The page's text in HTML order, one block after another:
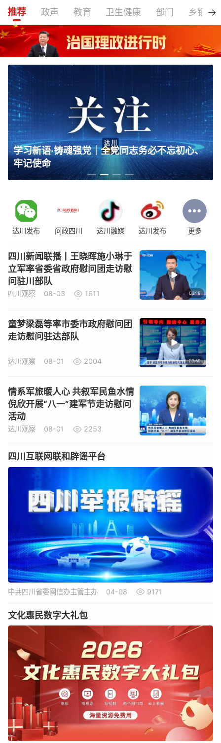
推荐 政声 教育 卫生健康 部门 乡镇
习近平总书记关切事｜实业报国志 接力谱新篇
达川发布 问政四川 达川融媒 达川发布 更多
四川新闻联播丨王晓晖施小琳于
立军率省委省政府慰问团走访慰
问驻川部队
03:19
四川观察 08-03 1611
童梦梁磊等率市委市政府慰问团
走访慰问驻达部队
02:50
达川观察 08-01 2004
情系军旅暖人心 共叙军民鱼水情
倪欣开展“八一”建军节走访慰问
活动
达川观察 08-01 2253
四川互联网联和辟谣平台
中共四川省委网信办主管主办 04-08 9171
文化惠民数字大礼包